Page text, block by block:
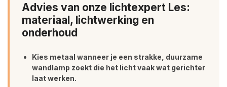
Advies van onze lichtexpert Les:
materiaal, lichtwerking en
onderhoud
Kies metaal wanneer je een strakke, duurzame
wandlamp zoekt die het licht vaak wat gerichter
laat werken.